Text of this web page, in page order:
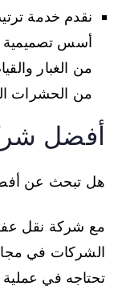
نقدم خدمة
أسس تصميمية
من الغبار
من الحشرات
أفضل
هل تبحث عن
مع شركة نقل
الشركات في
تحتاجه في